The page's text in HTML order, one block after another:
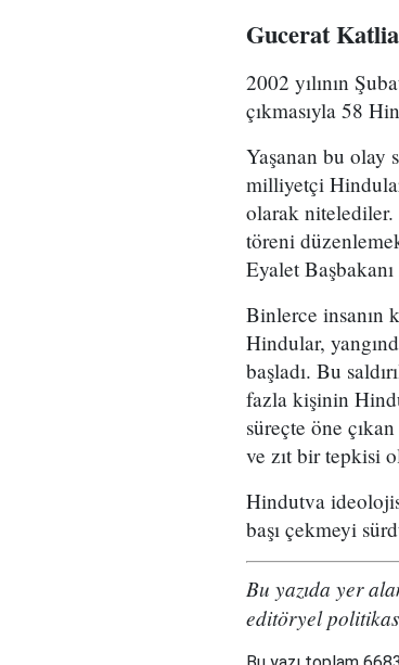
Gucerat
2002 yılının
çıkmasıyla 58
Yaşanan bu olay
milliyetçi
olarak nitelediler.
töreni
Eyalet
Binlerce insanın
Hindular,
başladı. Bu
fazla kişinin
süreçte öne
ve zıt bir tepkisi
Hindutva
başı çekmeyi
Bu yazıda yer
editöryel